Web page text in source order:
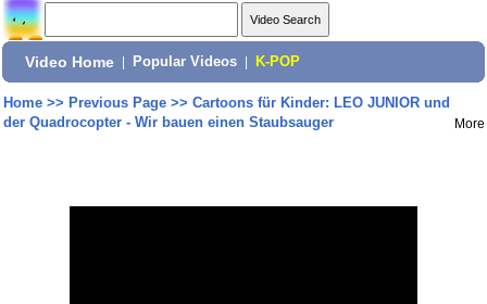
Video Home Popular Videos K-POP
Home>> Previous Page>> Cartoons für Kinder: LEO JUNIOR und
der Quadrocopter - Wir bauen einen Staubsauger
More